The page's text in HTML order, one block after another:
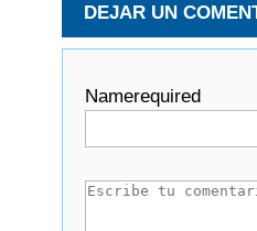
DEJAR UN
Namerequired